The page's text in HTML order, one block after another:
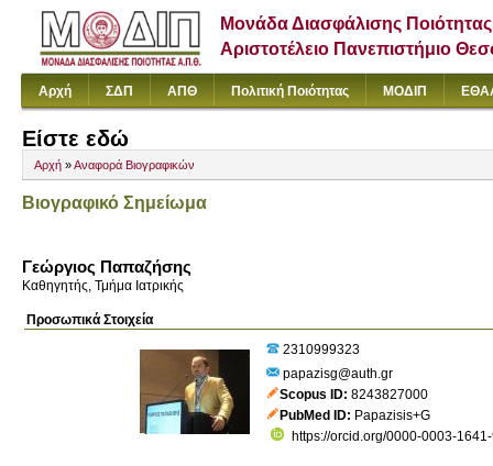
Μονάδα Διασφάλισης Ποιότητας
Αριστοτέλειο Πανεπιστήμιο
Αρχή ΣΔΠ ΑΠΘ Πολιτική Ποιότητας ΜΟΔΙΠ
Είστε εδώ
Αρχή »Αναφορά Βιογραφικών
Βιογραφικό Σημείωμα
Γεώργιος Παπαζήσης
Καθηγητής, Τμήμα Ιατρικής
Προσωπικά Στοιχεία
2310999323
papazisg@auth.gr
Scopus ID 8243827000
PubMed ID Papazisis+G
https://orcid.org/0000-0003-